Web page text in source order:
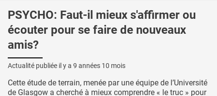
PSYCHO: Faut-il mieux s'affirmer ou
écouter pour se faire de nouveaux
amis?
Actualité publiée il y a 9 années 10 mois
Cette étude de terrain, menée par une équipe de l’Université
de Glasgow a cherché à mieux comprendre « le truc » pour